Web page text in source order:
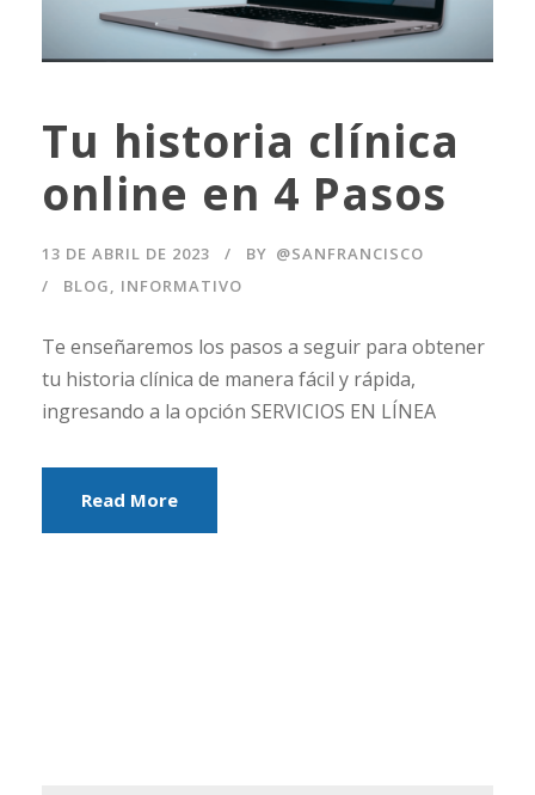
Tu historia clínica
online en 4 Pasos
13 DE ABRIL DE 2023 BY @SANFRANCISCO
BLOG, INFORMATIVO
Te enseñaremos los pasos a seguir para obtener
tu historia clínica de manera fácil y rápida,
ingresando a la opción SERVICIOS EN LÍNEA
Read More